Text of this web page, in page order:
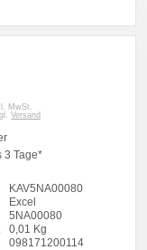
MwSt.
Versand
3 Tage*
KAV5NA00080
Excel
5NA00080
0,01 Kg
098171200114